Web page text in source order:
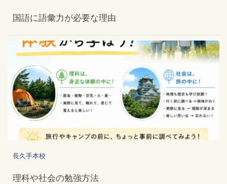
国語に語彙力が必要な理由
長久手本校
理科や社会の勉強方法